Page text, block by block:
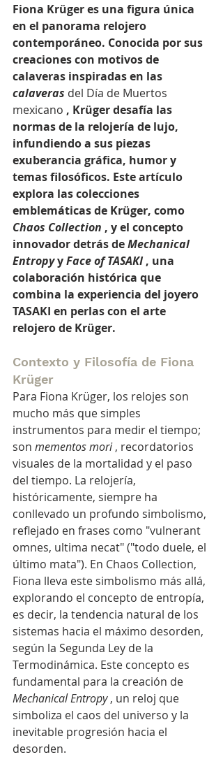
Fiona Krüger es una figura única
en el panorama relojero
contemporáneo. Conocida por sus
creaciones con motivos de
calaveras inspiradas en las
calaveras del Día de Muertos
mexicano , Krüger desafía las
normas de la relojería de lujo,
infundiendo a sus piezas
exuberancia gráfica, humor y
temas filosóficos. Este artículo
explora las colecciones
emblemáticas de Krüger, como
Chaos Collection , y el concepto
innovador detrás deMechanical
EntropyyFace of TASAKI , una
colaboración histórica que
combina la experiencia del joyero
TASAKI en perlas con el arte
relojero de Krüger.
Contexto y Filosofía de Fiona
Krüger
Para Fiona Krüger, los relojes son
mucho más que simples
instrumentos para medir el tiempo;
son mementos mori , recordatorios
visuales de la mortalidad y el paso
del tiempo. La relojería,
históricamente, siempre ha
conllevado un profundo simbolismo,
reflejado en frases como "vulnerant
omnes, ultima necat" ("todo duele, el
último mata"). En Chaos Collection,
Fiona lleva este simbolismo más allá,
explorando el concepto de entropía,
es decir, la tendencia natural de los
sistemas hacia el máximo desorden,
según la Segunda Ley de la
Termodinámica. Este concepto es
fundamental para la creación de
Mechanical Entropy , un reloj que
simboliza el caos del universo y la
inevitable progresión hacia el
desorden.